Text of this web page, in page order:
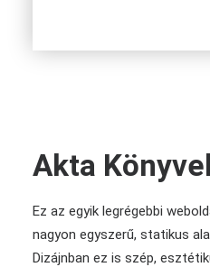
Akta
Ez az egyik legrégebbi
nagyon egyszerű, statikus
Dizájnban ez is szép,